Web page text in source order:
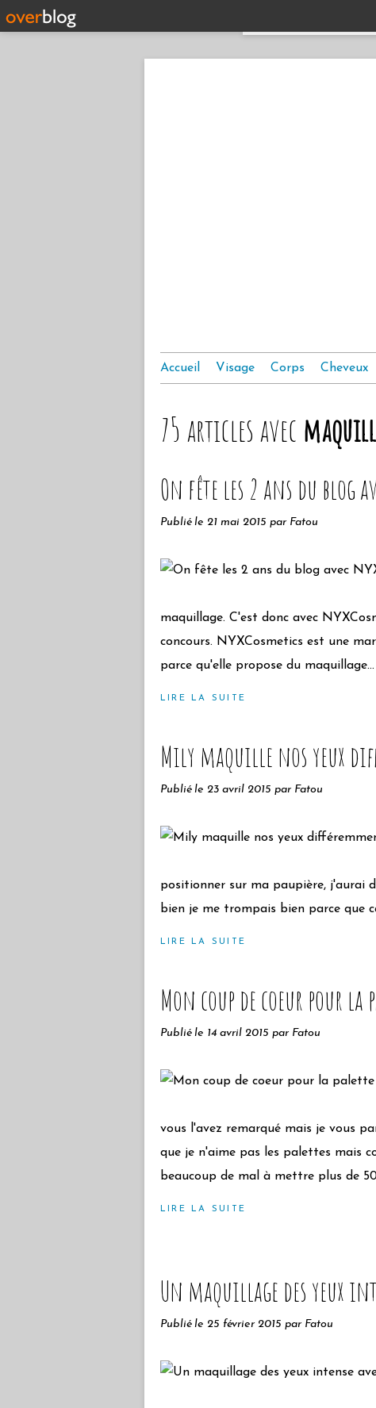
Accueil Visage Corps Cheveux
75 articles avec
On fête les 2 ans du blog
Publié le 21 mai 2015 par Fatou
maquillage. C'est donc avec
concours. NYXCosmetics est une
parce qu'elle propose du maquillage...
LIRE LA SUITE
Mily maquille nos yeux
Publié le 23 avril 2015 par Fatou
positionner sur ma paupière, j'aurai
bien je me trompais bien parce que
LIRE LA SUITE
Mon coup de coeur pour la
Publié le 14 avril 2015 par Fatou
vous l'avez remarqué mais je vous
que je n'aime pas les palettes mais
beaucoup de mal à mettre plus de
LIRE LA SUITE
Un maquillage des yeux
Publié le 25 février 2015 par Fatou